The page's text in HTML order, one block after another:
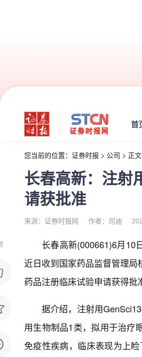
首
您当前的位置： 证券时报 > 公司 > 正文
长春高新：注射
请获批准
来源：证券时报网 作者：司迪
长春高新(000661)6月10
近日收到国家药品监督管理
药品注册临床试验申请获得批
据介绍，注射用
用生物制品1类，拟用于治疗
免疫性疾病，临床表现为上